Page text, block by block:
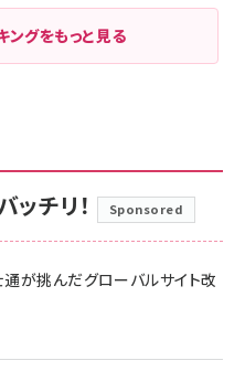
ングをもっと見る
チリ！ Sponsored
が挑んだグローバルサイト改